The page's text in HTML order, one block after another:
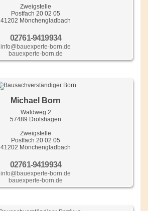
Zweigstelle
Postfach 20 02 05
41202 Mönchengladbach
02761-9419934
info@bauexperte-born.de
bauexperte-born.de
Michael Born
Waldweg 2
57489 Drolshagen
Zweigstelle
Postfach 20 02 05
41202 Mönchengladbach
02761-9419934
info@bauexperte-born.de
bauexperte-born.de